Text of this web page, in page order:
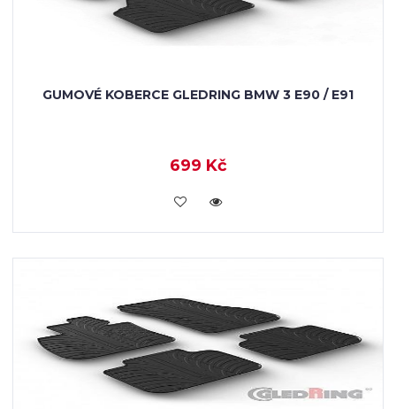
GUMOVÉ KOBERCE GLEDRING BMW 3 E90 / E91
699 Kč
KOUPIT